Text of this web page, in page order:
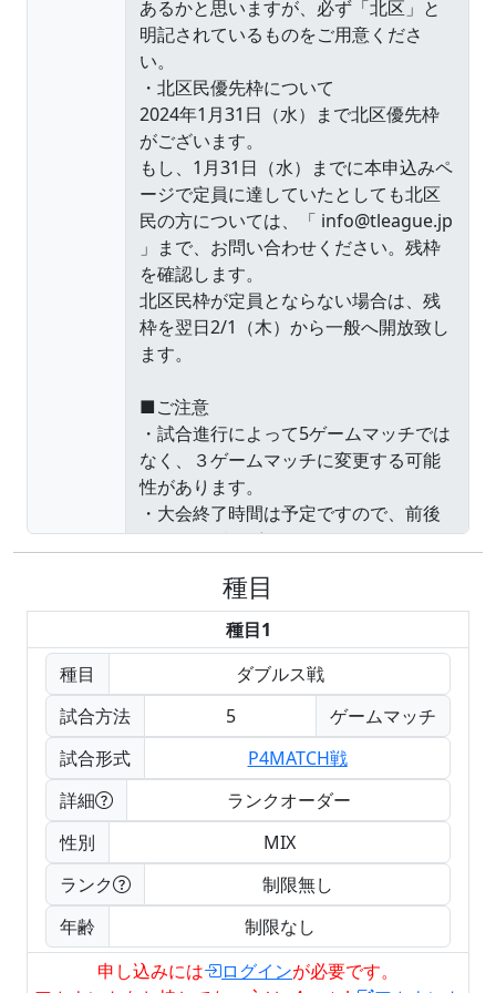
種目
種目1
種目
ダブルス戦
試合方法
5
ゲームマッチ
試合形式
P4MATCH戦
詳細
ランクオーダー
性別
MIX
ランク
制限無し
年齢
制限なし
申し込みには
ログインが必要です。